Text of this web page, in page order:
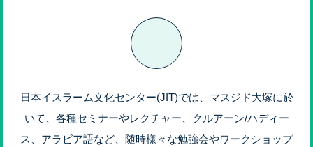
日本イスラーム文化センター(JIT)では、マスジド大塚に於
いて、各種セミナーやレクチャー、クルアーン/ハディー
ス、アラビア語など、随時様々な勉強会やワークショップ